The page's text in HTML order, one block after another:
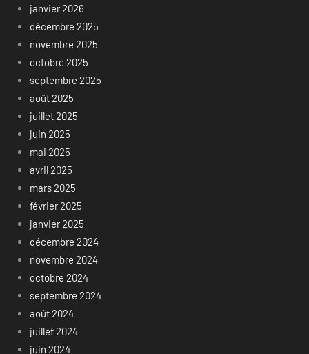
janvier 2026
décembre 2025
novembre 2025
octobre 2025
septembre 2025
août 2025
juillet 2025
juin 2025
mai 2025
avril 2025
mars 2025
février 2025
janvier 2025
décembre 2024
novembre 2024
octobre 2024
septembre 2024
août 2024
juillet 2024
juin 2024